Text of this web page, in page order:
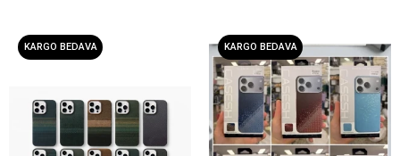
KARGO BEDAVA KARGO BEDAVA